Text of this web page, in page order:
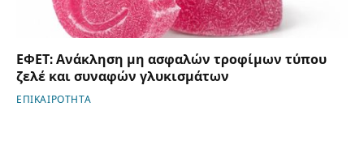
ΕΦΕΤ: Ανάκληση μη ασφαλών τροφίμων τύπου
ζελέ και συναφών γλυκισμάτων
ΕΠΙΚΑΙΡΟΤΗΤΑ